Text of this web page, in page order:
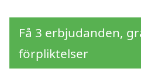
Få 3 erbjudanden,
förpliktelser